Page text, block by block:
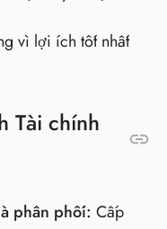
vì lợi ích tốt nhất
Tài chính
phân phối: Cấp